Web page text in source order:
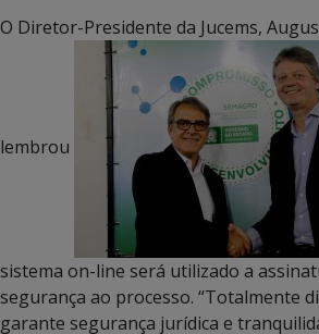
O Diretor-Presidente da Jucems,
lembrou
sistema on-line será utilizado a
segurança ao processo. “Totalmente
garante segurança jurídica e